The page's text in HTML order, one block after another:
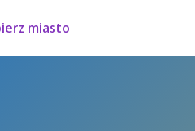
miasto